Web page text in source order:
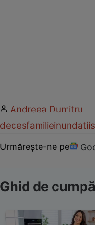
Andreea Dumitru
decesfamilieinundatii
Urmărește-ne pe
Ghid de